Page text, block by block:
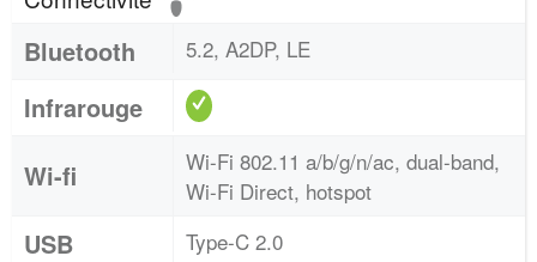
Bluetooth 5.2, A2DP, LE
Infrarouge
Wi-fi
Wi-Fi 802.11 a/b/g/n/ac, dual-band,
Wi-Fi Direct, hotspot
USB Type-C 2.0